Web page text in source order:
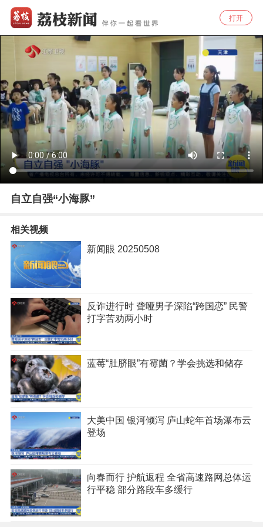
打开
自立自强“小海豚”
相关视频
新闻眼 20250508
反诈进行时 聋哑男子深陷“跨国恋” 民警
打字苦劝两小时
蓝莓“肚脐眼”有霉菌？学会挑选和储存
大美中国 银河倾泻 庐山蛇年首场瀑布云
登场
向春而行 护航返程 全省高速路网总体运
行平稳 部分路段车多缓行